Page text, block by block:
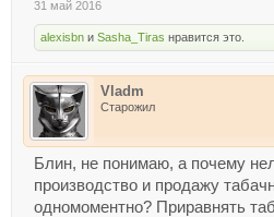
31 май 2016
alexisbn и Sasha_Tiras нравится это.
Vladm
Старожил
Блин, не понимаю, а почему
производство и продажу
одномоментно? Приравнять